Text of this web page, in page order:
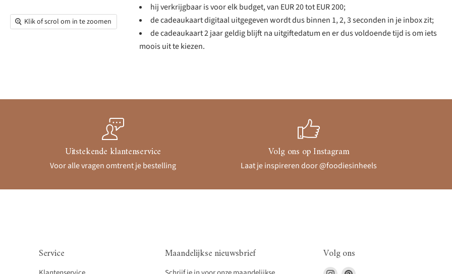
Klik of scrol om in te zoomen
hij verkrijgbaar is voor elk budget, van EUR 20 tot EUR 200;
de cadeaukaart digitaal uitgegeven wordt dus binnen 1, 2, 3 seconden in je inbox zit;
de cadeaukaart 2 jaar geldig blijft na uitgiftedatum en er dus voldoende tijd is om iets
moois uit te kiezen.
Uitstekende klantenservice
Voor alle vragen omtrent je bestelling
Volg ons op Instagram
Laat je inspireren door @foodiesinheels
Service Maandelijkse nieuwsbrief Volg ons